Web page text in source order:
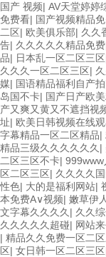
国产 视频| AV天堂婷婷
免费看| 国产视频精品
二区| 欧美俱乐部| 久久
告| 久久久久久精品免费
品| 日本乱一区二区三区
久久久一区二区三区|
媒| 国语精品福利自产拍
岛国不卡| 国产日产欧
产又爽又黄又不遮挡视
址| 欧美日韩视频在线
字幕精品一区二区精品|
精品三级久久久久久久 |
二区三区不卡| 999www
区二区三区| 久久久久
性色| 大的是福利网站|
本免费A∨视频| 嫩草伊
文字幕久久久久 | 久久
久久久久久超碰| 网站
| 精品久久免费一区二
区| 女日韩一区二区三区